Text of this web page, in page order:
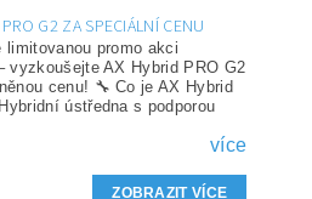
G2 ZA SPECIÁLNÍ CENU
limitovanou promo akci
vyzkoušejte AX Hybrid PRO G2
cenu! 🔧 Co je AX Hybrid
ústředna s podporou
více
ZOBRAZIT VÍCE